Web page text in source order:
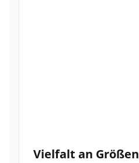
Vielfalt an Größen